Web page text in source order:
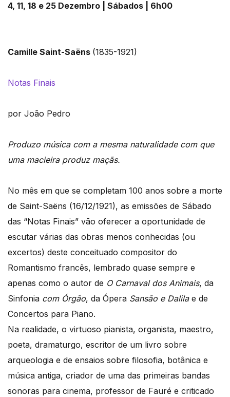
4, 11, 18 e 25 Dezembro | Sábados | 6h00
Camille Saint-Saëns (1835-1921)
Notas Finais
por João Pedro
Produzo música com a mesma naturalidade com que
uma macieira produz maçãs.
No mês em que se completam 100 anos sobre a morte
de Saint-Saëns (16/12/1921), as emissões de Sábado
das “Notas Finais” vão oferecer a oportunidade de
escutar várias das obras menos conhecidas (ou
excertos) deste conceituado compositor do
Romantismo francês, lembrado quase sempre e
apenas como o autor de O Carnaval dos Animais, da
Sinfonia com Órgão, da Ópera Sansão e Dalilae de
Concertos para Piano.
Na realidade, o virtuoso pianista, organista, maestro,
poeta, dramaturgo, escritor de um livro sobre
arqueologia e de ensaios sobre filosofia, botânica e
música antiga, criador de uma das primeiras bandas
sonoras para cinema, professor de Fauré e criticado